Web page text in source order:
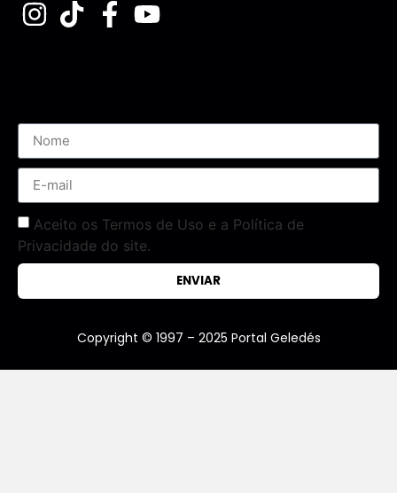
Aceito os Termos de Uso e a Política de
Privacidade do site.
ENVIAR
Copyright © 1997 – 2025 Portal Geledés